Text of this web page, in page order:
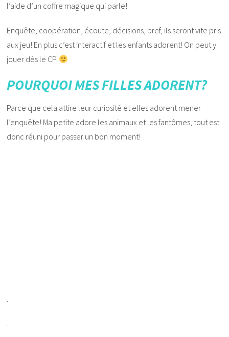
l’aide d’un coffre magique qui parle!
Enquête, coopération, écoute, décisions, bref, ils seront vite pris
aux jeu! En plus c’est interactif et les enfants adorent! On peut y
jouer dès le CP
POURQUOI MES FILLES ADORENT?
Parce que cela attire leur curiosité et elles adorent mener
l’enquête! Ma petite adore les animaux et les fantômes, tout est
donc réuni pour passer un bon moment!
.
.